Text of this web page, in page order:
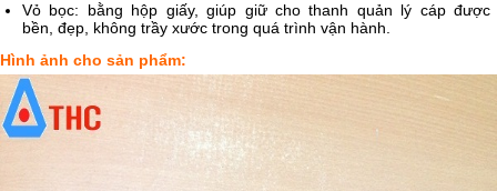
Vỏ bọc: bằng hộp giấy, giúp giữ cho thanh quản lý cáp được
bền, đẹp, không trầy xước trong quá trình vận hành.
Hình ảnh cho sản phẩm: